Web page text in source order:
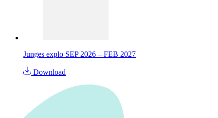
Junges explo SEP 2026 – FEB 2027
Download